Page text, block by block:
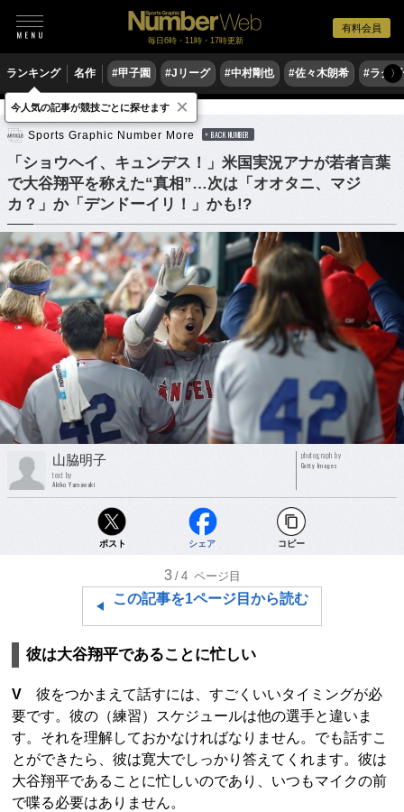
有料会員
毎日6時・11時・17時更新
ランキング 名作 #甲子園 #Jリーグ #中村剛也 #佐々木朗希 #ラグ〉
野球 MLB
Sports Graphic Number More BACK NUMBER
「ショウヘイ、キュンデス！」米国実況アナが若者言葉
で大谷翔平を称えた“真相”…次は「オオタニ、マジ
カ？」か「デンドーイリ！」かも!?
山脇明子
text by
Akiko Yamawaki
photograph by
Getty Images
ポスト シェア コピー
3 /4 ページ目
この記事を1ページ目から読む
彼は大谷翔平であることに忙しい
V 彼をつかまえて話すには、すごくいいタイミングが必
要です。彼の（練習）スケジュールは他の選手と違いま
す。それを理解しておかなければなりません。でも話すこ
とができたら、彼は寛大でしっかり答えてくれます。彼は
大谷翔平であることに忙しいのであり、いつもマイクの前
で喋る必要はありません。
今人気の記事が競技ごとに探せます ×